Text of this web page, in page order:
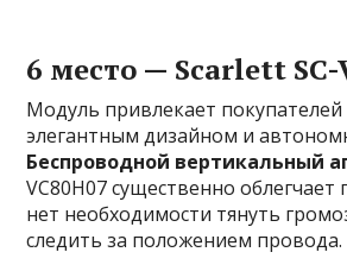
6 место — Scarlett SC-
Модуль привлекает
элегантным дизайном и
Беспроводной вертикальный
VC80H07 существенно облегчает
нет необходимости тянуть
следить за положением провода.